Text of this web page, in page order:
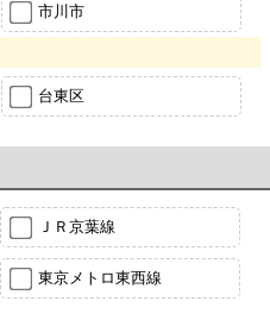
市川市
台東区
ＪＲ京葉線
東京メトロ東西線